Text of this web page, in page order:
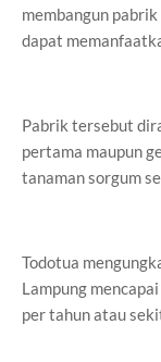
membangun
dapat
Pabrik tersebut
pertama maupun
tanaman sorgum
Todotua
Lampung
per tahun atau